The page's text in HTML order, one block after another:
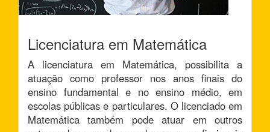
Licenciatura em Matemática
A licenciatura em Matemática, possibilita a
atuação como professor nos anos finais do
ensino fundamental e no ensino médio, em
escolas públicas e particulares. O licenciado em
Matemática também pode atuar em outros